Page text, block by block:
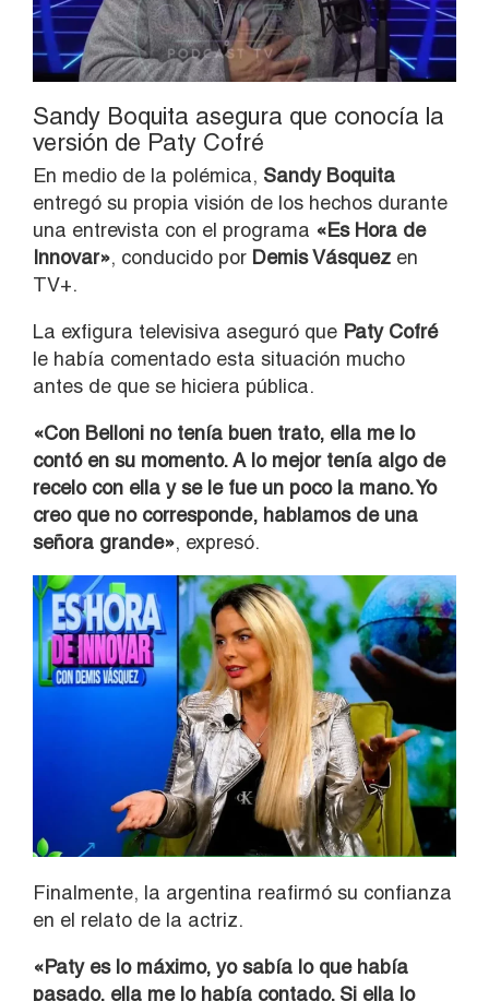
Sandy Boquita asegura que conocía la
versión de Paty Cofré
En medio de la polémica, Sandy Boquita
entregó su propia visión de los hechos durante
una entrevista con el programa «Es Hora de
Innovar», conducido por Demis Vásquez en
TV+.
La exfigura televisiva aseguró que Paty Cofré
le había comentado esta situación mucho
antes de que se hiciera pública.
«Con Belloni no tenía buen trato, ella me lo
contó en su momento. A lo mejor tenía algo de
recelo con ella y se le fue un poco la mano. Yo
creo que no corresponde, hablamos de una
señora grande», expresó.
Finalmente, la argentina reafirmó su confianza
en el relato de la actriz.
«Paty es lo máximo, yo sabía lo que había
pasado, ella me lo había contado. Si ella lo